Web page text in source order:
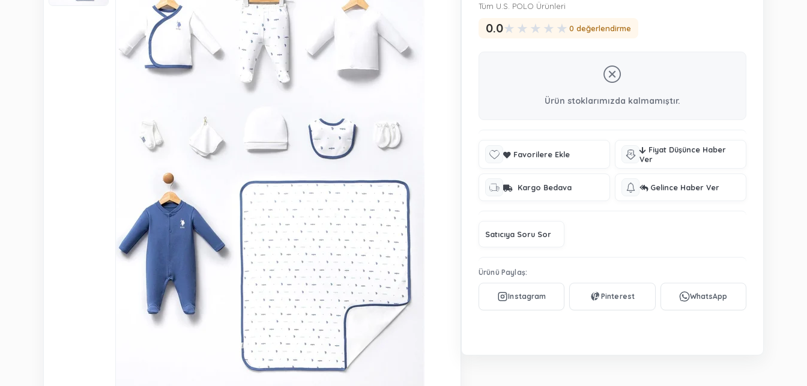
Tüm U.S. POLO Ürünleri
0.0★ ★ ★ ★ ★ 0 değerlendirme
Ürün stoklarımızda kalmamıştır.
Favorilere Ekle
Fiyat Düşünce Haber
Ver
Kargo Bedava Gelince Haber Ver
Satıcıya Soru Sor
Ürünü Paylaş: